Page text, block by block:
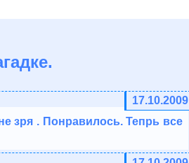
17.10.2009
зря . Понравилось. Тепрь все